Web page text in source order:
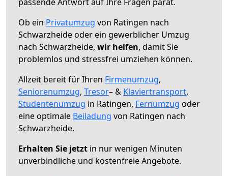
Ob ein Privatumzug von Ratingen nach
Schwarzheide oder ein gewerblicher Umzug
nach Schwarzheide, wir helfen, damit Sie
problemlos und stressfrei umziehen können.
Allzeit bereit für Ihren Firmenumzug,
Seniorenumzug, Tresor– & Klaviertransport,
Studentenumzug in Ratingen, Fernumzug oder
eine optimale Beiladung von Ratingen nach
Schwarzheide.
Erhalten Sie jetzt in nur wenigen Minuten
unverbindliche und kostenfreie Angebote.